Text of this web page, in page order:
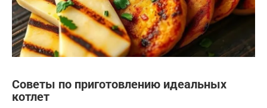
Советы по приготовлению идеальных
котлет